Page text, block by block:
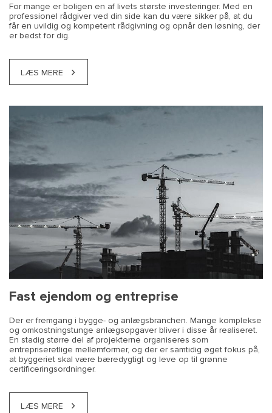
For mange er boligen en af livets største investeringer. Med en
professionel rådgiver ved din side kan du være sikker på, at du
får en uvildig og kompetent rådgivning og opnår den løsning, der
er bedst for dig.
LÆS MERE
Fast ejendom og entreprise
Der er fremgang i bygge- og anlægsbranchen. Mange komplekse
og omkostningstunge anlægsopgaver bliver i disse år realiseret.
En stadig større del af projekterne organiseres som
entrepriseretlige mellemformer, og der er samtidig øget fokus på,
at byggeriet skal være bæredygtigt og leve op til grønne
certificeringsordninger.
LÆS MERE